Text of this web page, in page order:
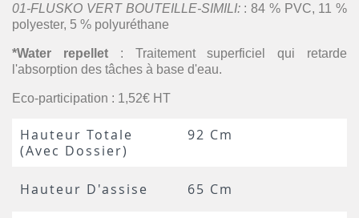
01-FLUSKO VERT BOUTEILLE-SIMILI: : 84 % PVC, 11 %
polyester, 5 % polyuréthane
*Water repellet: Traitement superficiel qui retarde
l'absorption des tâches à base d'eau.
Eco-participation : 1,52€ HT
Hauteur Totale
(avec Dossier)
92 Cm
Hauteur D'assise 65 Cm